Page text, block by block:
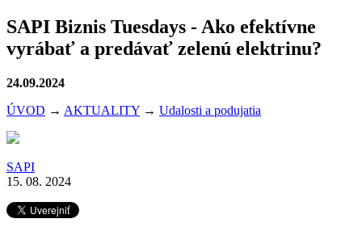
SAPI Biznis Tuesdays - Ako efektívne
vyrábať a predávať zelenú elektrinu?
24.09.2024
ÚVOD → AKTUALITY → Udalosti a podujatia
SAPI
15. 08. 2024